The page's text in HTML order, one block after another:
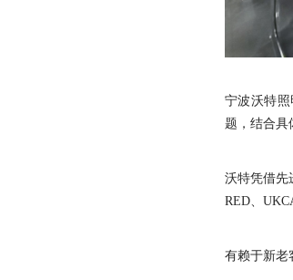
宁波沃特
题，结合具
沃特凭借先
RED、
有赖于新老